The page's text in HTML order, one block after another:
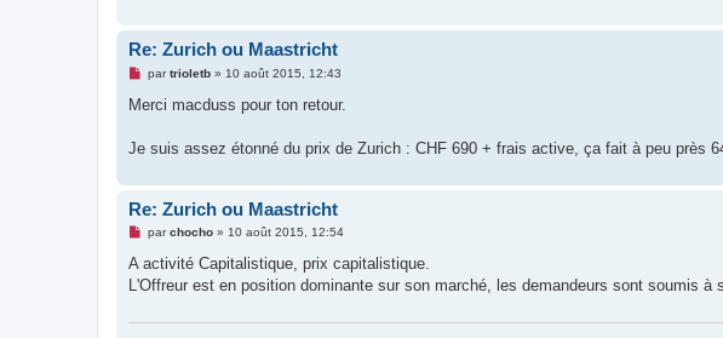
Re: Zurich ou Maastricht
M
s
g
o
l
u
partrioletb» 10 août 2015, 12:43
Merci macduss pour ton retour.
Je suis assez étonné du prix de Zurich : CHF 690 + frais active, ça fait à peu près
Re: Zurich ou Maastricht
M
s
a
parchocho» 10 août 2015, 12:54
A activité Capitalistique, prix capitalistique.
L'Offreur est en position dominante sur son marché, les demandeurs sont soumis à